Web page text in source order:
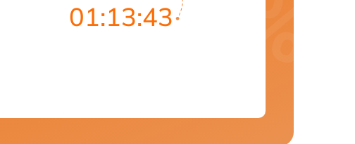
01:13:42